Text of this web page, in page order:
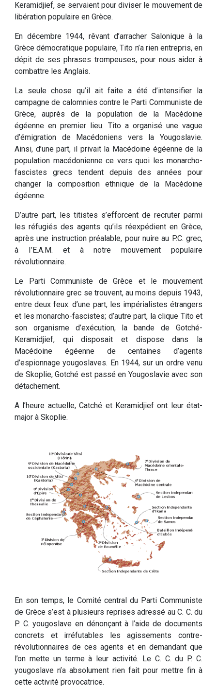
Keramidjief, se servaient pour diviser le mouvement de
libération populaire en Grèce.
En décembre 1944, rêvant d’arracher Salonique à la
Grèce démocratique populaire, Tito n’a rien entrepris, en
dépit de ses phrases trompeuses, pour nous aider à
combattre les Anglais.
La seule chose qu’il ait faite a été d’intensifier la
campagne de calomnies contre le Parti Communiste de
Grèce, auprès de la population de la Macédoine
égéenne en premier lieu. Tito a organisé une vague
d’émigration de Macédoniens vers la Yougoslavie.
Ainsi, d’une part, il privait la Macédoine égéenne de la
population macédonienne ce vers quoi les monarcho-
fascistes grecs tendent depuis des années pour
changer la composition ethnique de la Macédoine
égéenne.
D’autre part, les titistes s’efforcent de recruter parmi
les réfugiés des agents qu’ils réexpédient en Grèce,
après une instruction préalable, pour nuire au P.C. grec,
à I’E.A.M. et à notre mouvement populaire
révolutionnaire.
Le Parti Communiste de Grèce et le mouvement
révolutionnaire grec se trouvent, au moins depuis 1943,
entre deux feux: d’une part, les impérialistes étrangers
et les monarcho-fascistes; d’autre part, la clique Tito et
son organisme d’exécution, la bande de Gotché-
Keramidjief, qui disposait et dispose dans la
Macédoine égéenne de centaines d’agents
d’espionnage yougoslaves. En 1944, sur un ordre venu
de Skoplie, Gotché est passé en Yougoslavie avec son
détachement.
A l’heure actuelle, Catché et Keramidjief ont leur état-
major à Skoplie.
En son temps, le Comité central du Parti Communiste
de Grèce s’est à plusieurs reprises adressé au C. C. du
P. C. yougoslave en dénonçant à l’aide de documents
concrets et irréfutables les agissements contre-
révolutionnaires de ces agents et en demandant que
l’on mette un terme à leur activité. Le C. C. du P. C.
yougoslave n’a absolument rien fait pour mettre fin à
cette activité provocatrice.